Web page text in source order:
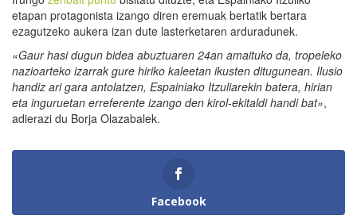
etapan protagonista izango diren eremuak bertatik bertara
ezagutzeko aukera izan dute lasterketaren arduradunek.
«Gaur hasi dugun bidea abuztuaren 24an amaituko da, tropeleko
nazioarteko izarrak gure hiriko kaleetan ikusten ditugunean. Ilusio
handiz ari gara antolatzen, Espainiako Itzuliarekin batera, hirian
eta inguruetan erreferente izango den kirol-ekitaldi handi bat»,
adierazi du Borja Olazabalek.
Facebook